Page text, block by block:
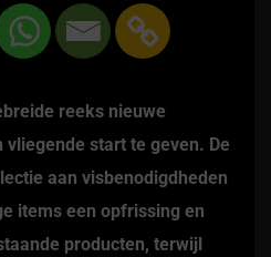
reeks nieuwe
start te geven. De
aan visbenodigdheden
items een opfrissing en
producten, terwijl